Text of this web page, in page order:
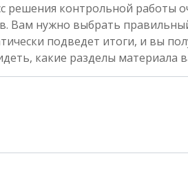
решения контрольной работы
Вам нужно выбрать
подведет итоги, и вы
какие разделы материала